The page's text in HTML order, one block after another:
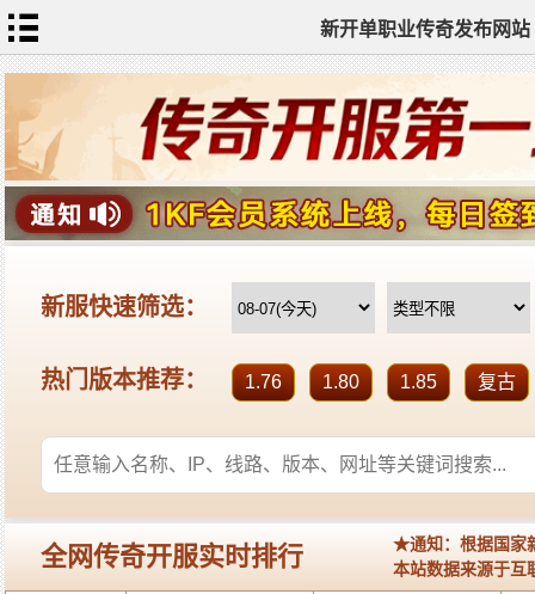
新开单职业传奇发布网站
网
站
首
页
单
职
业
传
奇
迷
失
传
奇
神
器
单
职
业
打
金
传
奇
sf
新
开
单
职
业
传
奇
全
站
标
签